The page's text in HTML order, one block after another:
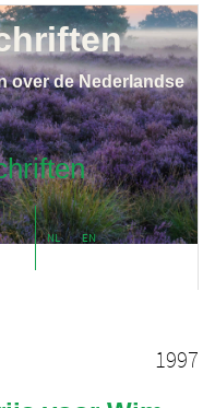
NL EN
over de Nederlandse
1997